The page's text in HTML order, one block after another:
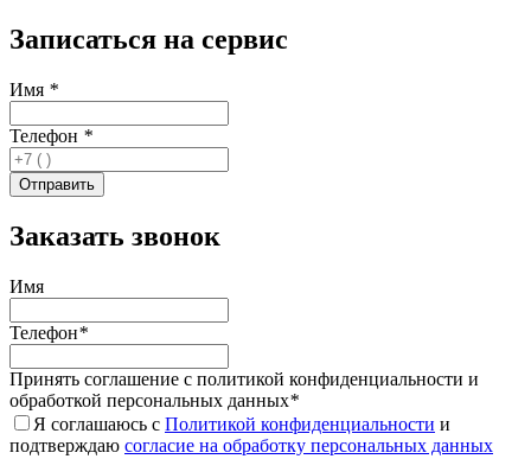
Записаться на сервис
Имя *
Телефон *
Заказать звонок
Имя
Телефон*
Принять соглашение с политикой конфиденциальности и
обработкой персональных данных*
Я соглашаюсь с Политикой конфиденциальности и
подтверждаю согласие на обработку персональных данных